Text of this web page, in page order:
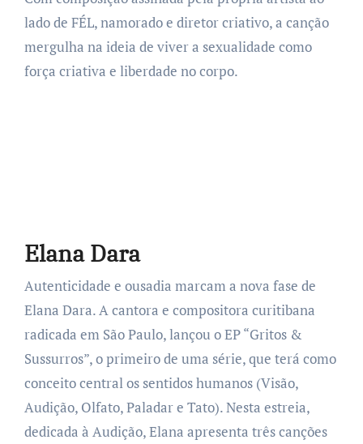
lado de FÉL, namorado e diretor criativo, a canção
mergulha na ideia de viver a sexualidade como
força criativa e liberdade no corpo.
Elana Dara
Autenticidade e ousadia marcam a nova fase de
Elana Dara. A cantora e compositora curitibana
radicada em São Paulo, lançou o EP “Gritos &
Sussurros”, o primeiro de uma série, que terá como
conceito central os sentidos humanos (Visão,
Audição, Olfato, Paladar e Tato). Nesta estreia,
dedicada à Audição, Elana apresenta três canções